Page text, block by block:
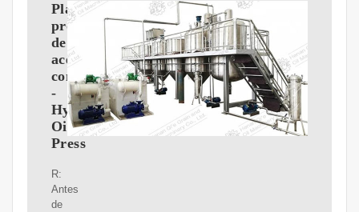
Planta
procesadora
de
aceite
comestible
-
Hydraulic
Oil
Press
R:
Antes
de